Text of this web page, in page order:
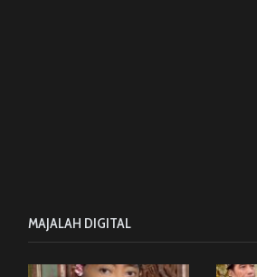
MAJALAH DIGITAL